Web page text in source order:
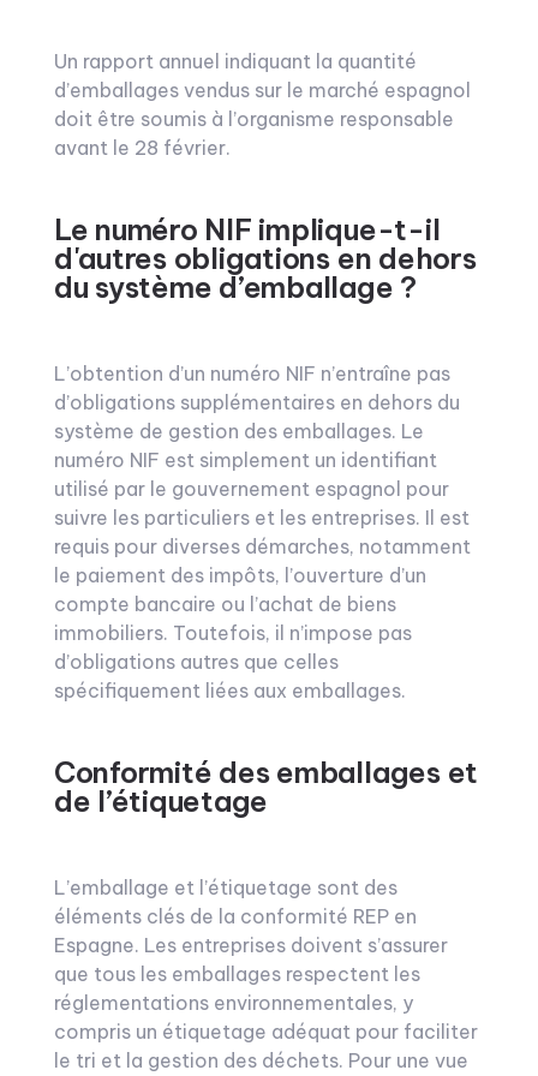
Un rapport annuel indiquant la quantité
d’emballages vendus sur le marché espagnol
doit être soumis à l’organisme responsable
avant le 28 février.
Le numéro NIF implique-t-il
d'autres obligations en dehors
du système d’emballage ?
L’obtention d’un numéro NIF n’entraîne pas
d’obligations supplémentaires en dehors du
système de gestion des emballages. Le
numéro NIF est simplement un identifiant
utilisé par le gouvernement espagnol pour
suivre les particuliers et les entreprises. Il est
requis pour diverses démarches, notamment
le paiement des impôts, l’ouverture d’un
compte bancaire ou l’achat de biens
immobiliers. Toutefois, il n’impose pas
d’obligations autres que celles
spécifiquement liées aux emballages.
Conformité des emballages et
de l’étiquetage
L’emballage et l’étiquetage sont des
éléments clés de la conformité REP en
Espagne. Les entreprises doivent s’assurer
que tous les emballages respectent les
réglementations environnementales, y
compris un étiquetage adéquat pour faciliter
le tri et la gestion des déchets. Pour une vue